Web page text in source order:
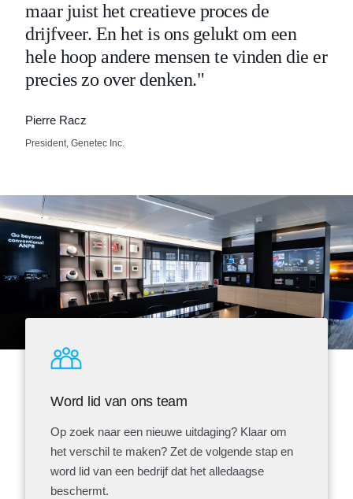
maar juist het creatieve proces de
drijfveer. En het is ons gelukt om een
hele hoop andere mensen te vinden die er
precies zo over denken."
Pierre Racz
President, Genetec Inc.
Word lid van ons team
Op zoek naar een nieuwe uitdaging? Klaar om
het verschil te maken? Zet de volgende stap en
word lid van een bedrijf dat het alledaagse
beschermt.